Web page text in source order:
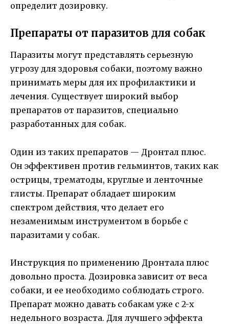
определит дозировку.
Препараты от паразитов для собак
Паразиты могут представлять серьезную
угрозу для здоровья собаки, поэтому важно
принимать меры для их профилактики и
лечения. Существует широкий выбор
препаратов от паразитов, специально
разработанных для собак.
Один из таких препаратов — Дронтал плюс.
Он эффективен против гельминтов, таких как
острицы, трематоды, круглые и ленточные
глисты. Препарат обладает широким
спектром действия, что делает его
незаменимым инструментом в борьбе с
паразитами у собак.
Инструкция по применению Дронтала плюс
довольно проста. Дозировка зависит от веса
собаки, и ее необходимо соблюдать строго.
Препарат можно давать собакам уже с 2-х
недельного возраста. Для лучшего эффекта